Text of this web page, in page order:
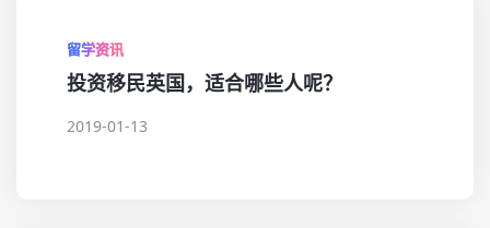
留学资讯
投资移民英国，适合哪些人呢？
2019-01-13